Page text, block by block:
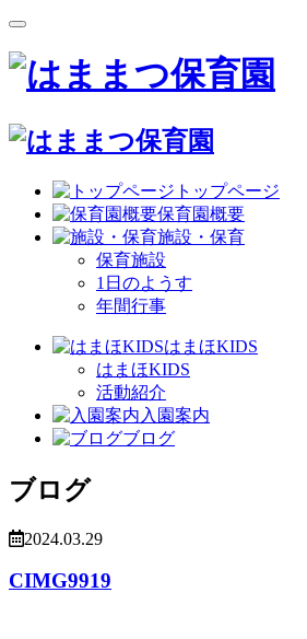
トップページ
保育園概要
施設・保育
保育施設
1日のようす
年間行事
はまほKIDS
はまほKIDS
活動紹介
入園案内
ブログ
ブログ
2024.03.29
CIMG9919